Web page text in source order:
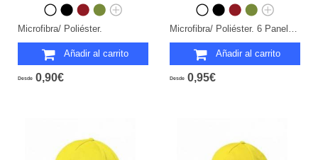
Microfibra/ Poliéster.
Añadir al carrito
Desde 0,90€
Añadir al carrito
Desde 0,95€